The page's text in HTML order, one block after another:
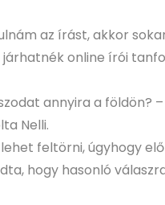
az írást, akkor
járhatnék online írói
annyira a földön?
Nelli.
feltörni, úgyhogy
hogy hasonló